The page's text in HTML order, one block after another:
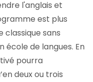
l'anglais et
est plus
classique sans
école de langues. En
pourra
deux ou trois